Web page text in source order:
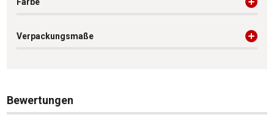
Farbe
Verpackungsmaße
Bewertungen